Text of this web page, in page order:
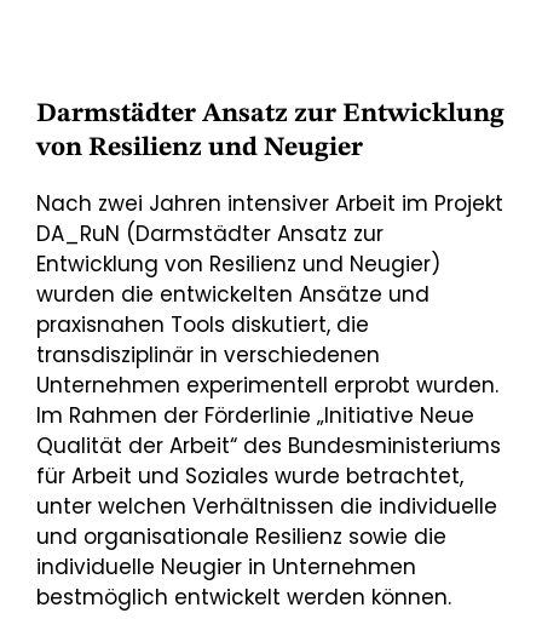
Darmstädter Ansatz zur Entwicklung
von Resilienz und Neugier
Nach zwei Jahren intensiver Arbeit im Projekt
DA_RuN (Darmstädter Ansatz zur
Entwicklung von Resilienz und Neugier)
wurden die entwickelten Ansätze und
praxisnahen Tools diskutiert, die
transdisziplinär in verschiedenen
Unternehmen experimentell erprobt wurden.
Im Rahmen der Förderlinie „Initiative Neue
Qualität der Arbeit“ des Bundesministeriums
für Arbeit und Soziales wurde betrachtet,
unter welchen Verhältnissen die individuelle
und organisationale Resilienz sowie die
individuelle Neugier in Unternehmen
bestmöglich entwickelt werden können.